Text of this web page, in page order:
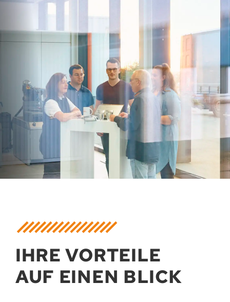
IHRE VORTEILE
AUF EINEN BLICK